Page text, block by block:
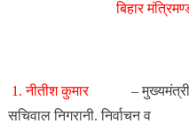
बिहार
1. नीतीश कुमार
– मुख्यमंत्री,
सचिवाल